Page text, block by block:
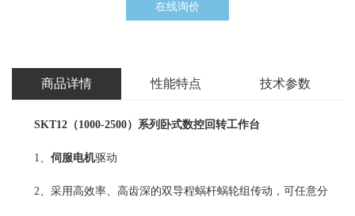
在线询价
商品详情 性能特点 技术参数
SKT12（1000-2500）系列 卧式数控回转工作台
1、 伺服电机驱动
2、采用高效率、高齿深的双导程蜗杆蜗轮组传动，可任意分